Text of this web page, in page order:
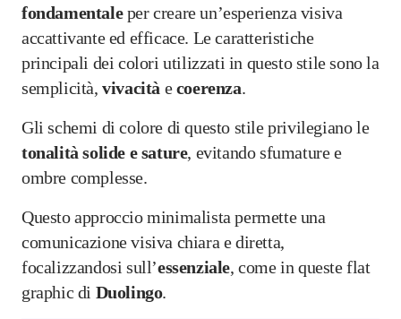
fondamentaleper creare un’esperienza visiva
accattivante ed efficace. Le caratteristiche
principali dei colori utilizzati in questo stile sono la
semplicità,vivacità ecoerenza.
Gli schemi di colore di questo stile privilegiano le
tonalità solide e sature, evitando sfumature e
ombre complesse.
Questo approccio minimalista permette una
comunicazione visiva chiara e diretta,
focalizzandosi sull’essenziale, come in queste flat
graphic di Duolingo.